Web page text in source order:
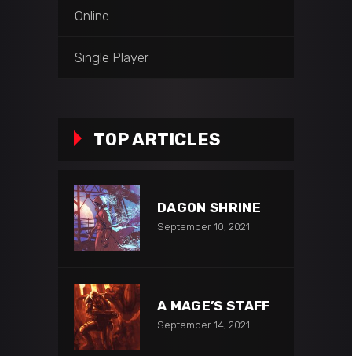
Online
Single Player
TOP ARTICLES
DAGON SHRINE
September 10, 2021
A MAGE’S STAFF
September 14, 2021